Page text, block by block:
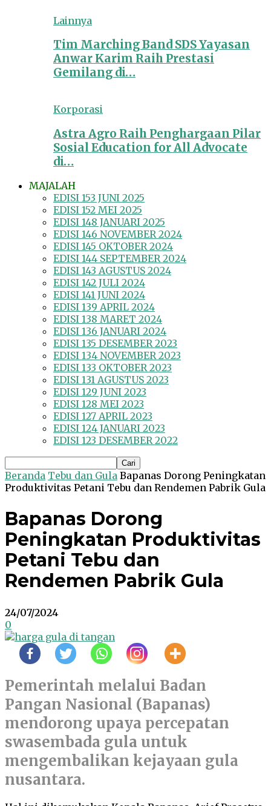
Lainnya
Tim Marching Band SDS Yayasan
Anwar Karim Raih Prestasi
Gemilang di…
Korporasi
Astra Agro Raih Penghargaan Pilar
Sosial Education for All Advocate
di…
MAJALAH
EDISI 153 JUNI 2025
EDISI 152 MEI 2025
EDISI 148 JANUARI 2025
EDISI 146 NOVEMBER 2024
EDISI 145 OKTOBER 2024
EDISI 144 SEPTEMBER 2024
EDISI 143 AGUSTUS 2024
EDISI 142 JULI 2024
EDISI 141 JUNI 2024
EDISI 139 APRIL 2024
EDISI 138 MARET 2024
EDISI 136 JANUARI 2024
EDISI 135 DESEMBER 2023
EDISI 134 NOVEMBER 2023
EDISI 133 OKTOBER 2023
EDISI 131 AGUSTUS 2023
EDISI 129 JUNI 2023
EDISI 128 MEI 2023
EDISI 127 APRIL 2023
EDISI 124 JANUARI 2023
EDISI 123 DESEMBER 2022
Beranda Tebu dan Gula Bapanas Dorong Peningkatan
Produktivitas Petani Tebu dan Rendemen Pabrik Gula
Bapanas Dorong
Peningkatan Produktivitas
Petani Tebu dan
Rendemen Pabrik Gula
24/07/2024
0
Pemerintah melalui Badan
Pangan Nasional (Bapanas)
mendorong upaya percepatan
swasembada gula untuk
mengembalikan kejayaan gula
nusantara.